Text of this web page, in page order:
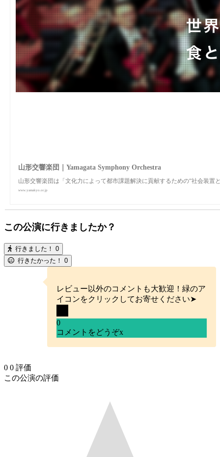
山形交響楽団｜Yamagata Symphony Orchestra
山形交響楽団は「⽂化⼒によって都市課題解決に貢献するための“社会装
www.yamakyo.or.jp
この公演に行きましたか？
行きました！ 0
行きたかった！ 0
レビュー以外のコメントも大歓迎！緑のア
イコンをクリックしてお寄せください➤
0
コメントをどうぞx
0 0 評価
この公演の評価